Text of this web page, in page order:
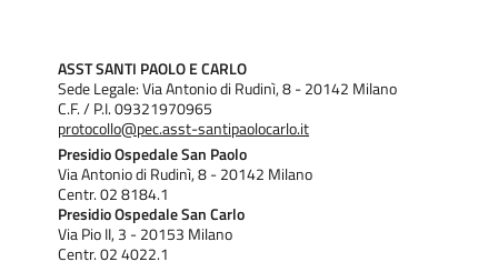
ASST SANTI PAOLO E CARLO
Sede Legale: Via Antonio di Rudinì, 8 - 20142 Milano
C.F. / P.I. 09321970965
protocollo@pec.asst-santipaolocarlo.it
Presidio Ospedale San Paolo
Via Antonio di Rudinì, 8 - 20142 Milano
Centr. 02 8184.1
Presidio Ospedale San Carlo
Via Pio II, 3 - 20153 Milano
Centr. 02 4022.1